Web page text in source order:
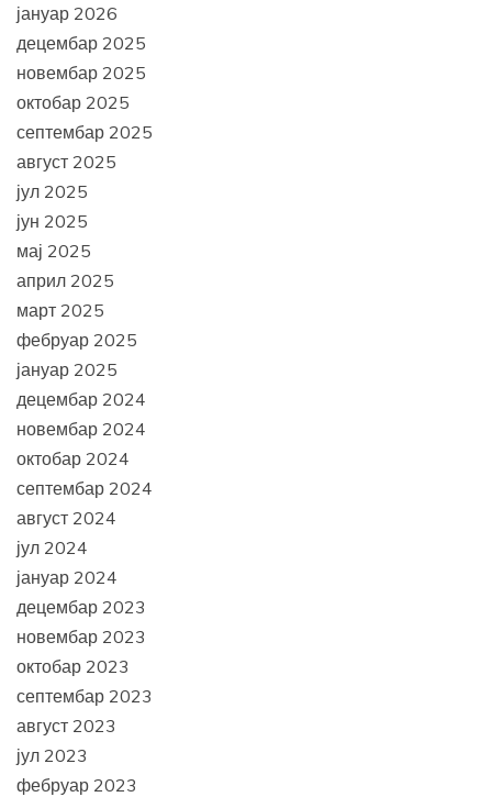
јануар 2026
децембар 2025
новембар 2025
октобар 2025
септембар 2025
август 2025
јул 2025
јун 2025
мај 2025
април 2025
март 2025
фебруар 2025
јануар 2025
децембар 2024
новембар 2024
октобар 2024
септембар 2024
август 2024
јул 2024
јануар 2024
децембар 2023
новембар 2023
октобар 2023
септембар 2023
август 2023
јул 2023
фебруар 2023